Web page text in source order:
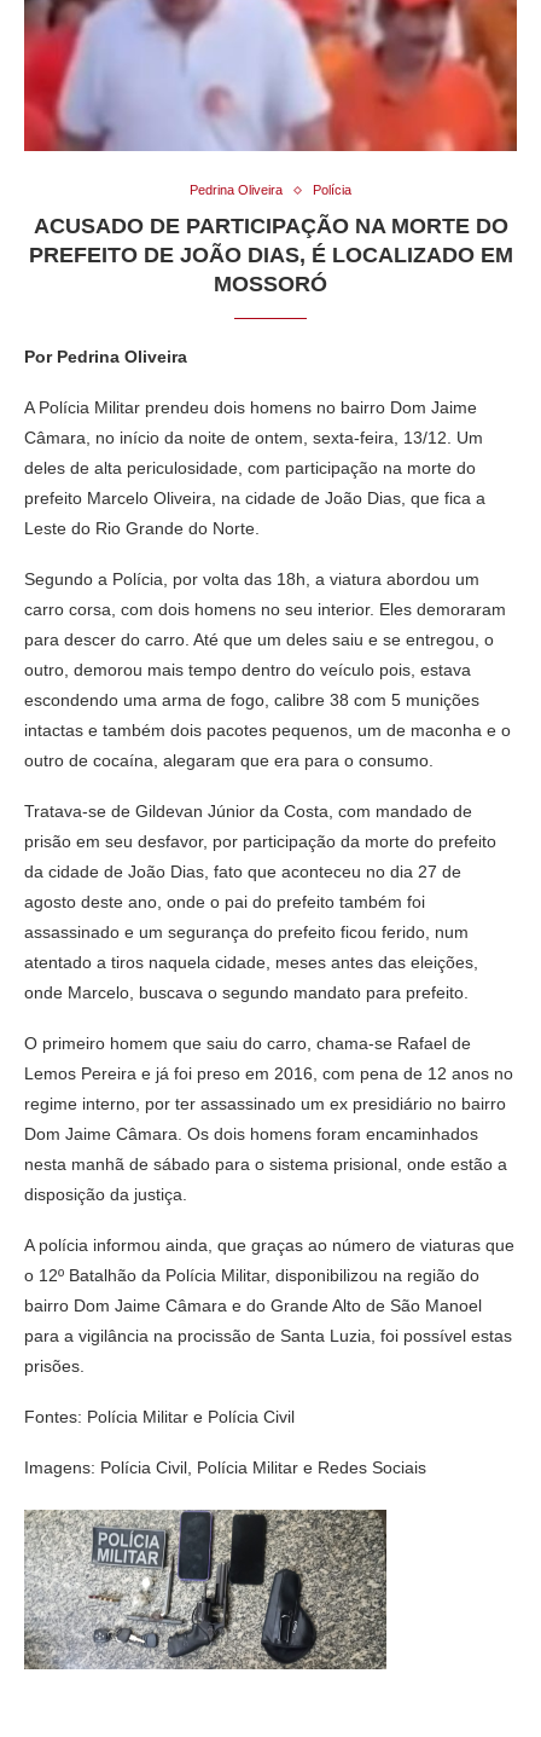
Pedrina Oliveira Polícia
ACUSADO DE PARTICIPAÇÃO NA MORTE DO
PREFEITO DE JOÃO DIAS, É LOCALIZADO EM
MOSSORÓ
Por Pedrina Oliveira
A Polícia Militar prendeu dois homens no bairro Dom Jaime
Câmara, no início da noite de ontem, sexta-feira, 13/12. Um
deles de alta periculosidade, com participação na morte do
prefeito Marcelo Oliveira, na cidade de João Dias, que fica a
Leste do Rio Grande do Norte.
Segundo a Polícia, por volta das 18h, a viatura abordou um
carro corsa, com dois homens no seu interior. Eles demoraram
para descer do carro. Até que um deles saiu e se entregou, o
outro, demorou mais tempo dentro do veículo pois, estava
escondendo uma arma de fogo, calibre 38 com 5 munições
intactas e também dois pacotes pequenos, um de maconha e o
outro de cocaína, alegaram que era para o consumo.
Tratava-se de Gildevan Júnior da Costa, com mandado de
prisão em seu desfavor, por participação da morte do prefeito
da cidade de João Dias, fato que aconteceu no dia 27 de
agosto deste ano, onde o pai do prefeito também foi
assassinado e um segurança do prefeito ficou ferido, num
atentado a tiros naquela cidade, meses antes das eleições,
onde Marcelo, buscava o segundo mandato para prefeito.
O primeiro homem que saiu do carro, chama-se Rafael de
Lemos Pereira e já foi preso em 2016, com pena de 12 anos no
regime interno, por ter assassinado um ex presidiário no bairro
Dom Jaime Câmara. Os dois homens foram encaminhados
nesta manhã de sábado para o sistema prisional, onde estão a
disposição da justiça.
A polícia informou ainda, que graças ao número de viaturas que
o 12º Batalhão da Polícia Militar, disponibilizou na região do
bairro Dom Jaime Câmara e do Grande Alto de São Manoel
para a vigilância na procissão de Santa Luzia, foi possível estas
prisões.
Fontes: Polícia Militar e Polícia Civil
Imagens: Polícia Civil, Polícia Militar e Redes Sociais